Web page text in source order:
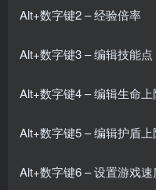
Alt+数字键2 – 经验倍率
Alt+数字键3 – 编辑技能点
Alt+数字键4 – 编辑生命上
Alt+数字键5 – 编辑护盾上
Alt+数字键6 – 设置游戏速